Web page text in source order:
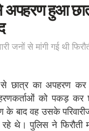
अपहरण हुआ
जनों से मांगी गई थी
छात्र का अपहरण कर
को पकड़ कर
के बाद वह उसके
रहे थे। पुलिस ने फिरौती